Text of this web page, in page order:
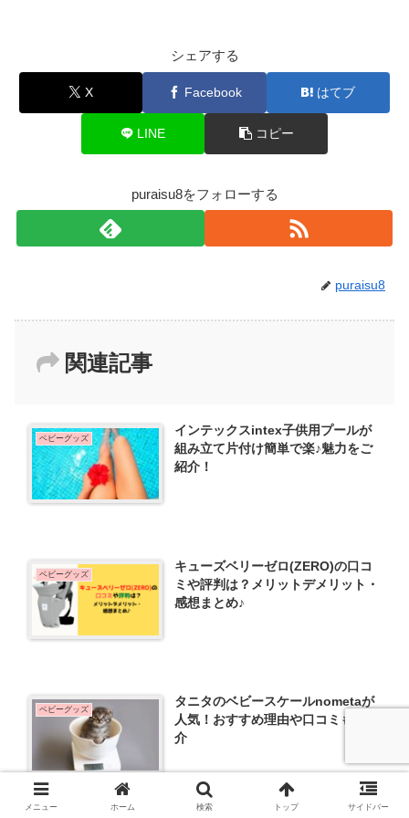
シェアする
X Facebook はてブ
LINE コピー
puraisu8をフォローする
puraisu8
関連記事
ベビーグッズ
インテックスintex子供用プールが
組み立て片付け簡単で楽♪魅力をご
紹介！
ベビーグッズ
キューズベリーゼロ(ZERO)の口コ
ミや評判は？メリットデメリット・
感想まとめ♪
ベビーグッズ
タニタのベビースケールnometaが
人気！おすすめ理由や口コミもご紹
介
メニュー ホーム 検索 トップ サイドバー